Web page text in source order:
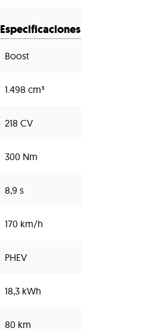
Especificaciones
Boost
1.498 cm³
218 CV
300 Nm
8,9 s
170 km/h
PHEV
18,3 kWh
80 km